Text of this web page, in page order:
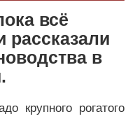
всё
рассказали
в
крупного рогатого